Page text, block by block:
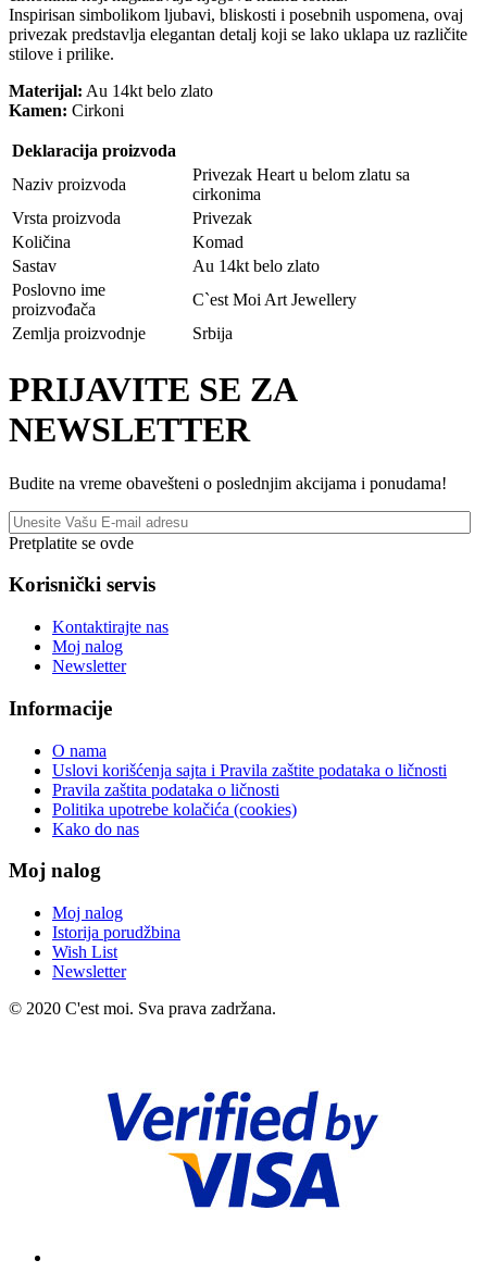
Inspirisan simbolikom ljubavi, bliskosti i posebnih uspomena, ovaj
privezak predstavlja elegantan detalj koji se lako uklapa uz različite
stilove i prilike.
Materijal: Au 14kt belo zlato
Kamen: Cirkoni
Deklaracija proizvoda
Naziv proizvoda
Privezak Heart u belom zlatu sa
cirkonima
Vrsta proizvoda
Privezak
Količina
Komad
Sastav
Au 14kt belo zlato
Poslovno ime
proizvođača
C`est Moi Art Jewellery
Zemlja proizvodnje
Srbija
PRIJAVITE SE ZA
NEWSLETTER
Budite na vreme obavešteni o poslednjim akcijama i ponudama!
Pretplatite se ovde
Korisnički servis
Kontaktirajte nas
Moj nalog
Newsletter
Informacije
O nama
Uslovi korišćenja sajta i Pravila zaštite podataka o ličnosti
Pravila zaštita podataka o ličnosti
Politika upotrebe kolačića (cookies)
Kako do nas
Moj nalog
Moj nalog
Istorija porudžbina
Wish List
Newsletter
© 2020 C'est moi. Sva prava zadržana.